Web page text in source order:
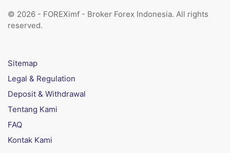
© 2026 - FOREXimf - Broker Forex Indonesia. All rights
reserved.
Sitemap
Legal & Regulation
Deposit & Withdrawal
Tentang Kami
FAQ
Kontak Kami